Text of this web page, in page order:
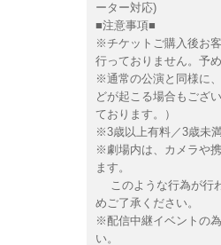
ーター対応)
■注意事項■
※チケットご購入後お
行っておりません。予
※通常の公演と同様に
どが起こる場合もござ
ております。）
※3歳以上有料／3歳未
※劇場内は、カメラや
ます。
このような行為が行
めご了承ください。
※配信中継イベントの
い。